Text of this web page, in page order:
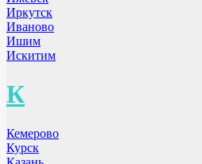
Иркутск
Иваново
Ишим
Искитим
К
Кемерово
Курск